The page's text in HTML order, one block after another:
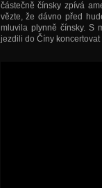
částečně čínsky zpívá
vězte, že dávno před
mluvila plynně čínsky. S
jezdili do Číny